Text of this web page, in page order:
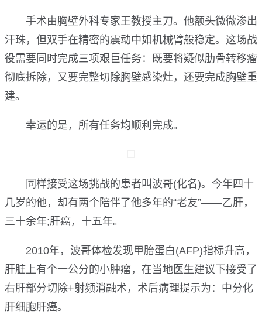
手术由胸壁外科专家王教授主刀。他额头微微渗出
汗珠，但双手在精密的震动中如机械臂般稳定。这场战
役需要同时完成三项艰巨任务：既要将疑似肋骨转移瘤
彻底拆除，又要完整切除胸壁感染灶，还要完成胸壁重
建。
幸运的是，所有任务均顺利完成。
同样接受这场挑战的患者叫波哥(化名)。今年四十
几岁的他，却有两个陪伴了他多年的“老友”——乙肝，
三十余年;肝癌，十五年。
2010年，波哥体检发现甲胎蛋白(AFP)指标升高，
肝脏上有个一公分的小肿瘤，在当地医生建议下接受了
右肝部分切除+射频消融术，术后病理提示为：中分化
肝细胞肝癌。